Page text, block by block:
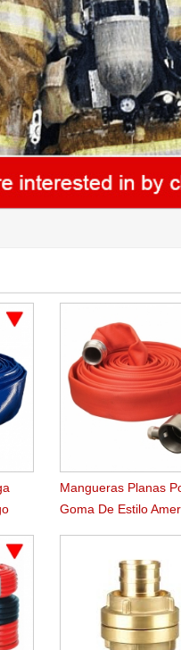
Mangueras Planas
Goma De Estilo